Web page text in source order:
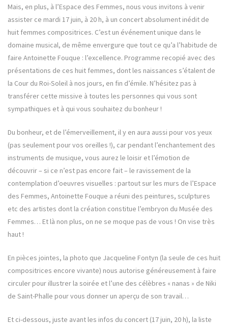
Mais, en plus, à l’Espace des Femmes, nous vous invitons à venir
assister ce mardi 17 juin, à 20 h, à un concert absolument inédit de
huit femmes compositrices. C’est un événement unique dans le
domaine musical, de même envergure que tout ce qu’a l’habitude de
faire Antoinette Fouque : l’excellence. Programme recopié avec des
présentations de ces huit femmes, dont les naissances s’étalent de
la Cour du Roi-Soleil à nos jours, en fin d’émile. N’hésitez pas à
transférer cette missive à toutes les personnes qui vous sont
sympathiques et à qui vous souhaitez du bonheur !
Du bonheur, et de l’émerveillement, il y en aura aussi pour vos yeux
(pas seulement pour vos oreilles !), car pendant l’enchantement des
instruments de musique, vous aurez le loisir et l’émotion de
découvrir – si ce n’est pas encore fait – le ravissement de la
contemplation d’oeuvres visuelles : partout sur les murs de l’Espace
des Femmes, Antoinette Fouque a réuni des peintures, sculptures
etc des artistes dont la création constitue l’embryon du Musée des
Femmes… Et là non plus, on ne se moque pas de vous ! On vise très
haut !
En pièces jointes, la photo que Jacqueline Fontyn (la seule de ces huit
compositrices encore vivante) nous autorise généreusement à faire
circuler pour illustrer la soirée et l’une des célèbres « nanas » de Niki
de Saint-Phalle pour vous donner un aperçu de son travail…
Et ci-dessous, juste avant les infos du concert (17 juin, 20 h), la liste